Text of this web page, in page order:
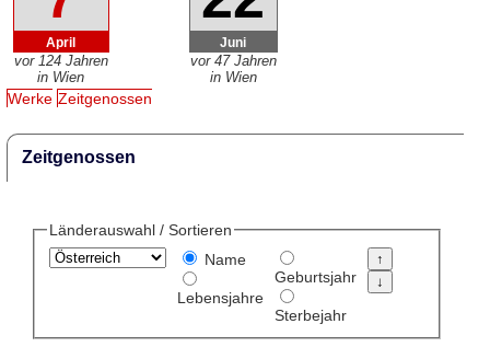
April
vor 124 Jahren
in Wien
Juni
vor 47 Jahren
in Wien
Werke Zeitgenossen
Zeitgenossen
Länderauswahl / Sortieren
Name
Lebensjahre
Geburtsjahr
Sterbejahr